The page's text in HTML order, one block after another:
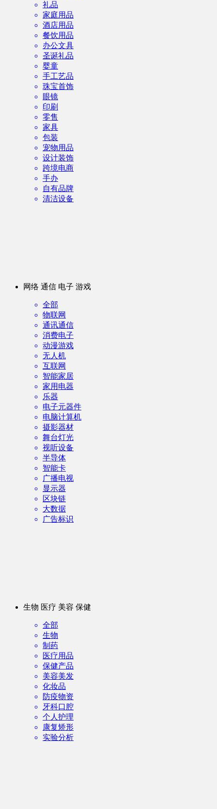
礼品
家庭用品
酒店用品
餐饮用品
办公文具
圣诞礼品
婴童
手工艺品
珠宝首饰
眼镜
印刷
零售
家具
包装
宠物用品
设计装饰
跨境电商
手办
自有品牌
清洁设备
网络 通信 电子 游戏
全部
物联网
通讯通信
消费电子
动漫游戏
无人机
互联网
智能家居
家用电器
乐器
电子元器件
电脑计算机
摄影器材
舞台灯光
视听设备
半导体
智能卡
广播电视
显示器
区块链
大数据
广告标识
生物 医疗 美容 保健
全部
生物
制药
医疗用品
保健产品
美容美发
化妆品
防疫物资
牙科口腔
个人护理
康复矫形
实验分析